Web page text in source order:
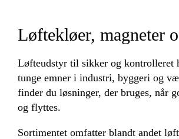
Løftekløer, magneter
Løfteudstyr til sikker og kontrolleret
tunge emner i industri, byggeri og
finder du løsninger, der bruges, når
og flyttes.
Sortimentet omfatter blandt andet